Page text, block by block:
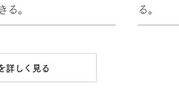
る。
る。
詳しく見る